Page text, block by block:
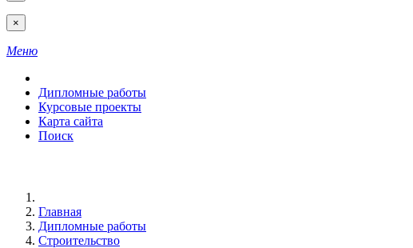
×
Меню
Дипломные работы
Курсовые проекты
Карта сайта
Поиск
Главная
Дипломные работы
Строительство